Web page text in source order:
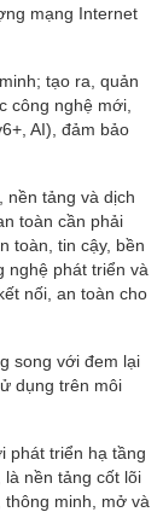
mạng Internet
tạo ra, quản
công nghệ mới,
AI), đảm bảo
nền tảng và dịch
toàn cần phải
toàn, tin cậy, bền
nghệ phát triển và
nối, an toàn cho
song với đem lại
dụng trên môi
phát triển hạ tầng
là nền tảng cốt lõi
minh, mở và